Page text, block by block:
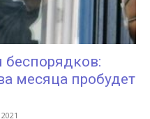
беспорядков:
месяца пробудет